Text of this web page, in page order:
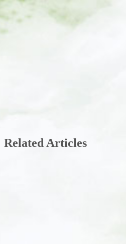
Related Articles